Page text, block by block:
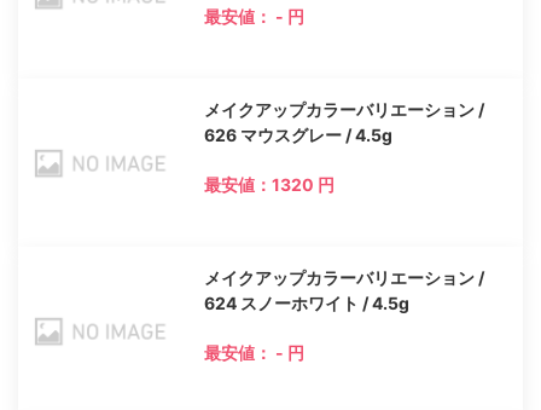
最安値： - 円
メイクアップカラーバリエーション /
626 マウスグレー / 4.5g
最安値：1320 円
メイクアップカラーバリエーション /
624 スノーホワイト / 4.5g
最安値： - 円